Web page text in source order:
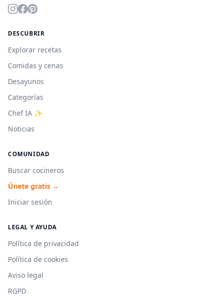
DESCUBRIR
Explorar recetas
Comidas y cenas
Desayunos
Categorías
Chef IA ✨
Noticias
COMUNIDAD
Buscar cocineros
Únete gratis →
Iniciar sesión
LEGAL Y AYUDA
Política de privacidad
Política de cookies
Aviso legal
RGPD